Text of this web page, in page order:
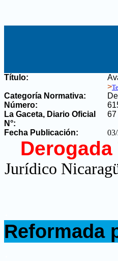
Título:
>
Categoría Normativa:
Número:
La Gaceta, Diario Oficial
N°:
67
Fecha Publicación:
Jurídico
Reformada